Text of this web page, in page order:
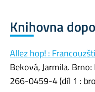
Knihovna
Allez hop! :
Beková, Jarmila.
266-0459-4 (díl 1 : bro